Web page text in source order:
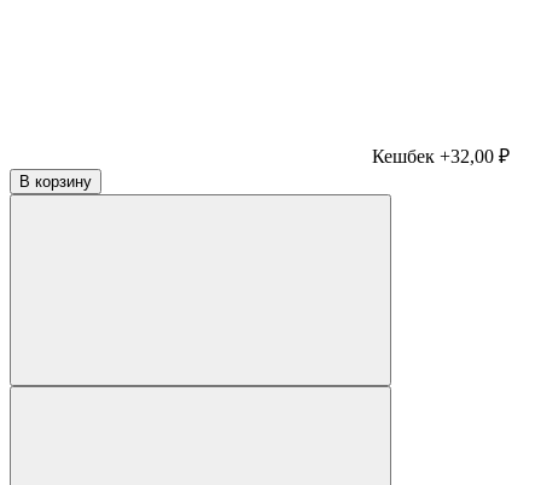
Кешбек +32,00 ₽
В корзину